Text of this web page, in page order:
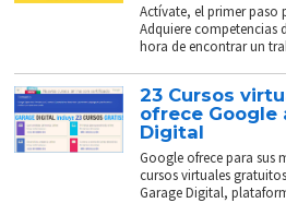
Actívate, el primer paso
Adquiere competencias
hora de encontrar un
23 Cursos
ofrece Google
Digital
Google ofrece para sus
cursos virtuales
Garage Digital,